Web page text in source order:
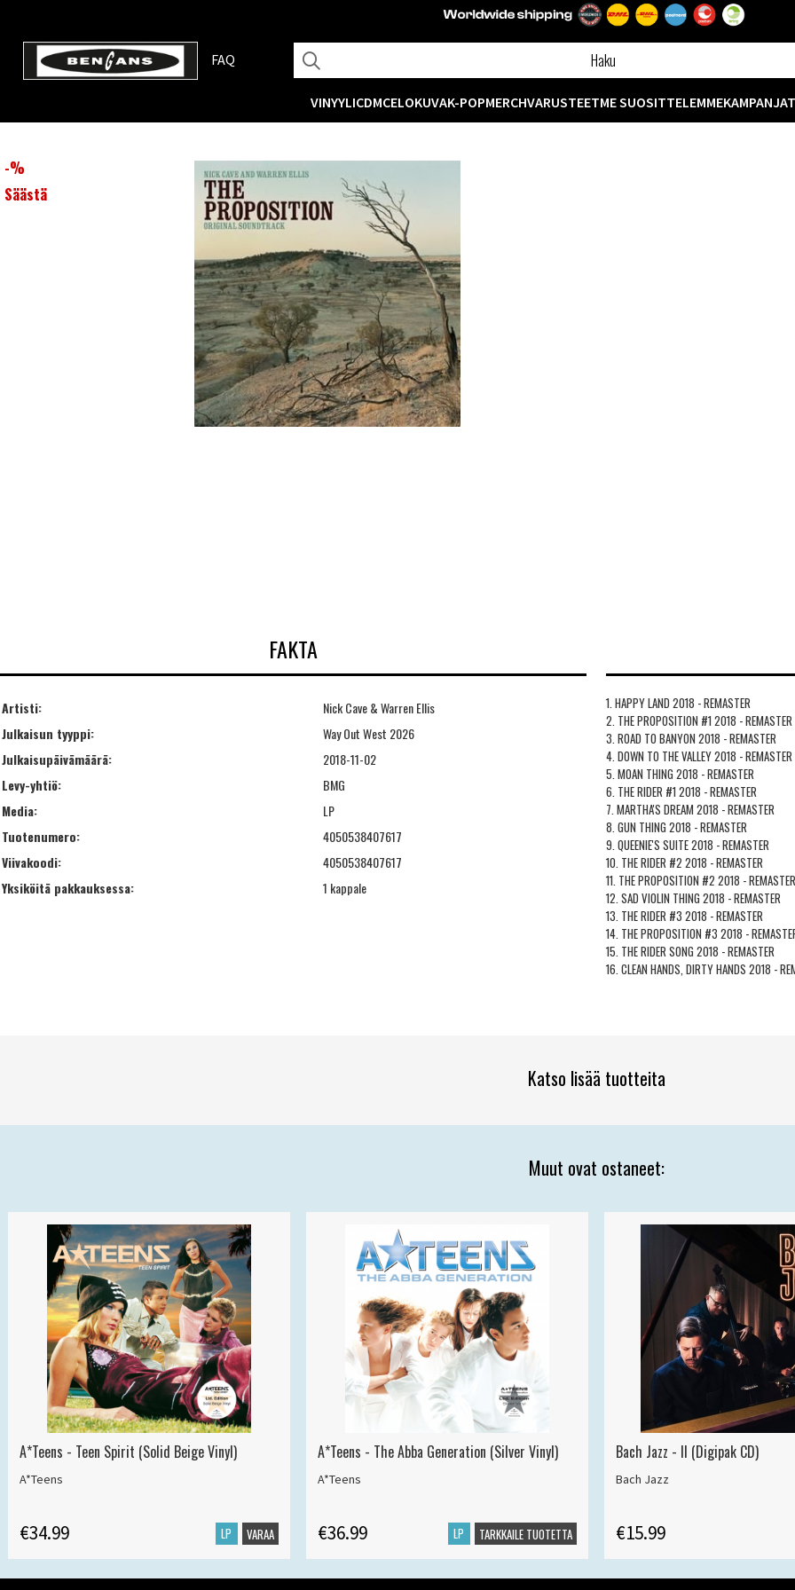
FAQ
VINYYLICDMCELOKUVAK-POPMERCHVARUSTEETME SUOSITTELEMMEKAMPANJAT
-%
Säästä
FAKTA
Artisti:
Nick Cave & Warren Ellis
Julkaisun tyyppi:
Way Out West 2026
Julkaisupäivämäärä:
2018-11-02
Levy-yhtiö:
BMG
Media:
LP
Tuotenumero:
4050538407617
Viivakoodi:
4050538407617
Yksiköitä pakkauksessa:
1 kappale
1. HAPPY LAND 2018 - REMASTER
2. THE PROPOSITION #1 2018 - REMASTER
3. ROAD TO BANYON 2018 - REMASTER
4. DOWN TO THE VALLEY 2018 - REMASTER
5. MOAN THING 2018 - REMASTER
6. THE RIDER #1 2018 - REMASTER
7. MARTHA'S DREAM 2018 - REMASTER
8. GUN THING 2018 - REMASTER
9. QUEENIE'S SUITE 2018 - REMASTER
10. THE RIDER #2 2018 - REMASTER
11. THE PROPOSITION #2 2018 - REMASTER
12. SAD VIOLIN THING 2018 - REMASTER
13. THE RIDER #3 2018 - REMASTER
14. THE PROPOSITION #3 2018 -
15. THE RIDER SONG 2018 - REMASTER
16. CLEAN HANDS, DIRTY HANDS 2018 -
Katso lisää tuotteita
Muut ovat ostaneet:
A*Teens - Teen Spirit (Solid Beige Vinyl)
A*Teens
€34.99 LP VARAA
A*Teens - The Abba Generation (Silver Vinyl)
A*Teens
€36.99 LP TARKKAILE TUOTETTA
Bach Jazz - II (Digipak CD)
Bach Jazz
€15.99